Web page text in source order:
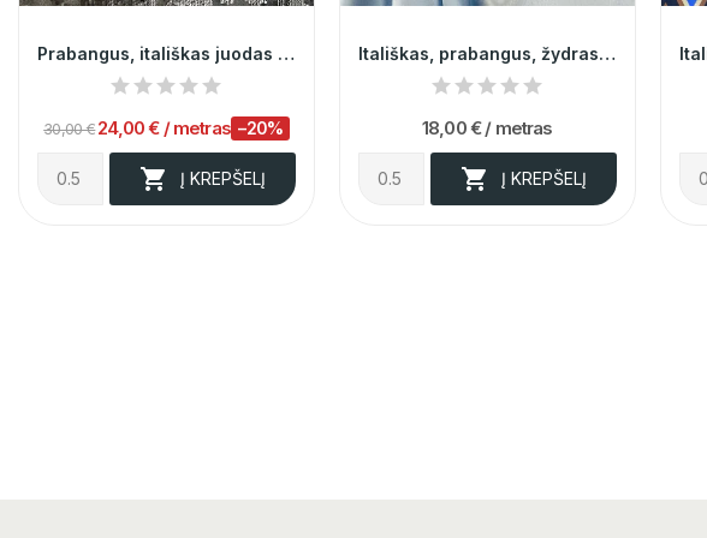
Prabangus, itališkas juodas aksomas su žvyneliais
30,00 €24,00 € / metras −20%
 Į KREPŠELĮ
Itališkas, prabangus, žydras blizgus atlasas su...
18,00 € / metras
 Į KREPŠELĮ